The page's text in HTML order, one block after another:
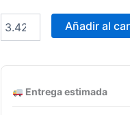
IROKO
OAK
31,6x90
blanca
cantidad
Añadir al
Entrega estimada